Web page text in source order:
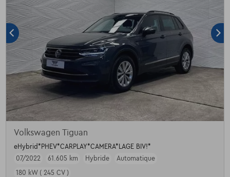
Volkswagen Tiguan
eHybrid*PHEV*CARPLAY*CAMERA*LAGE BIV!*
07/2022
61.605 km Hybride
Automatique
180 kW ( 245 CV )